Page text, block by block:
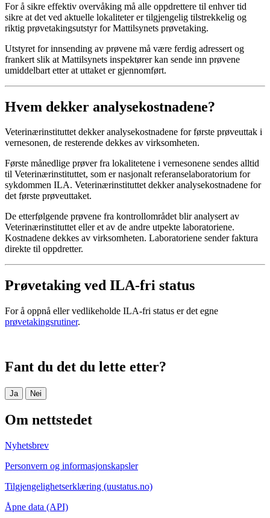
For å sikre effektiv overvåking må alle oppdrettere til enhver tid
sikre at det ved aktuelle lokaliteter er tilgjengelig tilstrekkelig og
riktig prøvetakingsutstyr for Mattilsynets prøvetaking.
Utstyret for innsending av prøvene må være ferdig adressert og
frankert slik at Mattilsynets inspektører kan sende inn prøvene
umiddelbart etter at uttaket er gjennomført.
Hvem dekker analysekostnadene?
Veterinærinstituttet dekker analysekostnadene for første prøveuttak i
vernesonen, de resterende dekkes av virksomheten.
Første månedlige prøver fra lokalitetene i vernesonene sendes alltid
til Veterinærinstituttet, som er nasjonalt referanselaboratorium for
sykdommen ILA. Veterinærinstituttet dekker analysekostnadene for
det første prøveuttaket.
De etterfølgende prøvene fra kontrollområdet blir analysert av
Veterinærinstituttet eller et av de andre utpekte laboratoriene.
Kostnadene dekkes av virksomheten. Laboratoriene sender faktura
direkte til oppdretter.
Prøvetaking ved ILA-fri status
For å oppnå eller vedlikeholde ILA-fri status er det egne
prøvetakingsrutiner.
Fant du det du lette etter?
Ja Nei
Om nettstedet
Nyhetsbrev
Personvern og informasjonskapsler
Tilgjengelighetserklæring (uustatus.no)
Åpne data (API)